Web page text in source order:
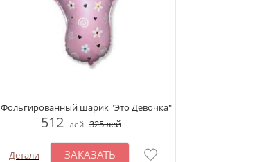
Фольгированный шарик "Это Девочка"
512 лей 325лей
Детали ЗАКАЗАТЬ